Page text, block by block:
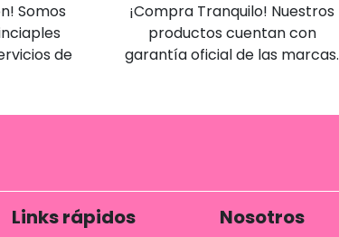
Somos
de
¡Compra Tranquilo! Nuestros
productos cuentan con
garantía oficial de las marcas.
Links rápidos Nosotros